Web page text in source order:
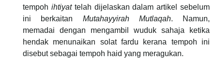
tempoh ihtiyattelah dijelaskan dalam artikel sebelum
ini berkaitan Mutahayyirah Mutlaqah. Namun,
memadai dengan mengambil wuduk sahaja ketika
hendak menunaikan solat fardu kerana tempoh ini
disebut sebagai tempoh haid yang meragukan.